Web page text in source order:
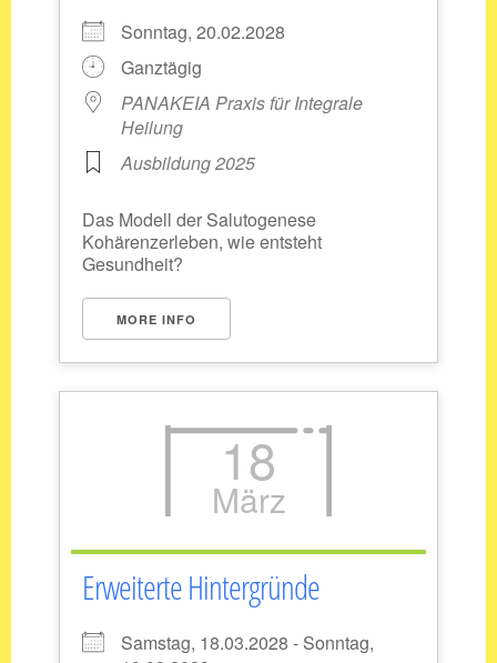
Sonntag, 20.02.2028
Ganztägig
PANAKEIA Praxis für Integrale
Heilung
Ausbildung 2025
Das Modell der Salutogenese
Kohärenzerleben, wie entsteht
Gesundheit?
MORE INFO
18
März
Erweiterte Hintergründe
Samstag, 18.03.2028 - Sonntag,